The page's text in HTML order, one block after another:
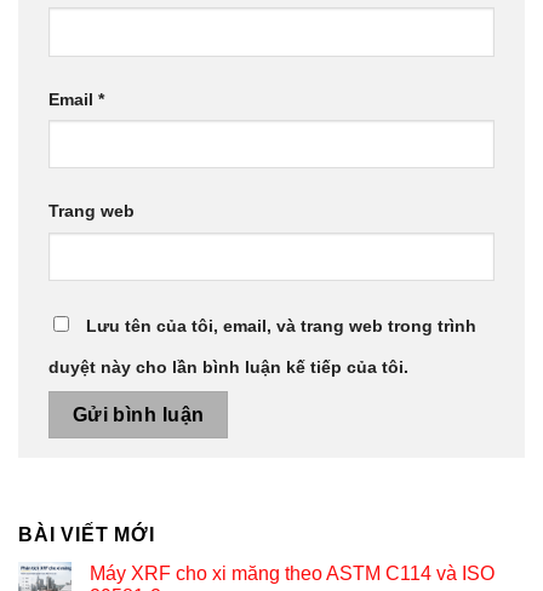
Email *
Trang web
Lưu tên của tôi, email, và trang web trong trình
duyệt này cho lần bình luận kế tiếp của tôi.
BÀI VIẾT MỚI
Máy XRF cho xi măng theo ASTM C114 và ISO